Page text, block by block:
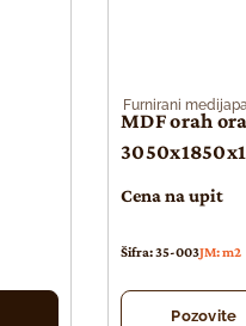
Furnirani
MDF orah
Cena na upit
Šifra: 35-003JM: m2
Pozovite